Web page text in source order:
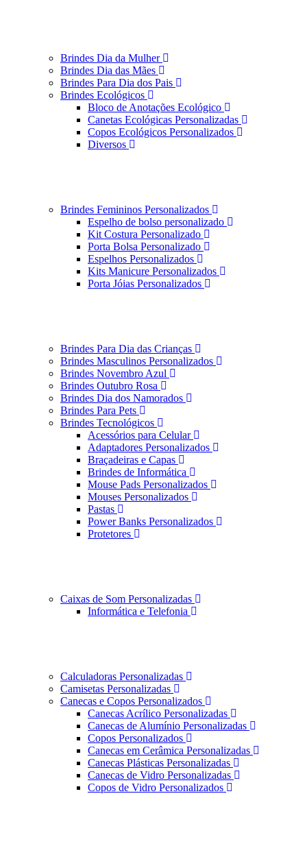
Brindes Dia da Mulher
Brindes Dia das Mães
Brindes Para Dia dos Pais
Brindes Ecológicos
Bloco de Anotações Ecológico
Canetas Ecológicas Personalizadas
Copos Ecológicos Personalizados
Diversos
Brindes Femininos Personalizados
Espelho de bolso personalizado
Kit Costura Personalizado
Porta Bolsa Personalizado
Espelhos Personalizados
Kits Manicure Personalizados
Porta Jóias Personalizados
Brindes Para Dia das Crianças
Brindes Masculinos Personalizados
Brindes Novembro Azul
Brindes Outubro Rosa
Brindes Dia dos Namorados
Brindes Para Pets
Brindes Tecnológicos
Acessórios para Celular
Adaptadores Personalizados
Braçadeiras e Capas
Brindes de Informática
Mouse Pads Personalizados
Mouses Personalizados
Pastas
Power Banks Personalizados
Protetores
Caixas de Som Personalizadas
Informática e Telefonia
Calculadoras Personalizadas
Camisetas Personalizadas
Canecas e Copos Personalizados
Canecas Acrílico Personalizadas
Canecas de Alumínio Personalizadas
Copos Personalizados
Canecas em Cerâmica Personalizadas
Canecas Plásticas Personalizadas
Canecas de Vidro Personalizadas
Copos de Vidro Personalizados